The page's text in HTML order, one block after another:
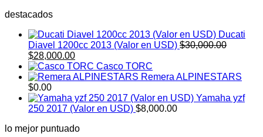
destacados
Ducati
Diavel 1200cc 2013 (Valor en USD) $30,000.00
El
precio
original
era:
$30,000.00.
$28,000.00El
precio
actual
$28,000.00.
Casco TORC
Remera ALPINESTARS
$0.00
Yamaha yzf
250 2017 (Valor en USD) $8,000.00
lo mejor puntuado